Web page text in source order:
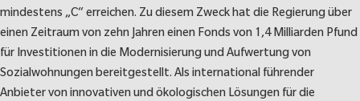
mindestens „C“ erreichen. Zu diesem Zweck hat die Regierung über
einen Zeitraum von zehn Jahren einen Fonds von 1,4 Milliarden Pfund
für Investitionen in die Modernisierung und Aufwertung von
Sozialwohnungen bereitgestellt. Als international führender
Anbieter von innovativen und ökologischen Lösungen für die